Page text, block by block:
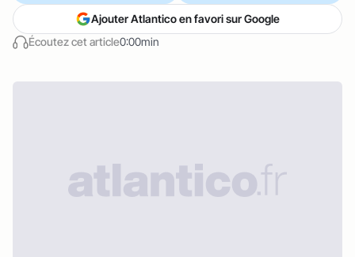
Écoutez cet article0:00min
Ajouter Atlantico en favori sur Google